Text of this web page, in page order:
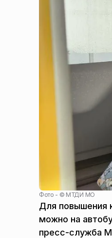
Фото - © МТДИ МО
Для повышения
можно на
пресс-служба